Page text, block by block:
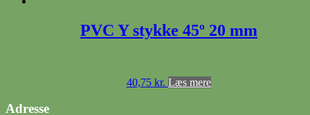
PVC Y stykke 45º 20 mm
40,75 kr. Læs mere
Adresse